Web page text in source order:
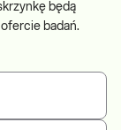
będą
badań.